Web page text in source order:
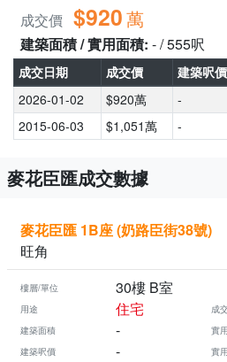
成交價 $920萬
建築面積 / 實用面積: - / 555呎
成交日期 成交價 建築呎價
2026-01-02
$920萬 -
2015-06-03
$1,051萬 -
麥花臣匯成交數據
麥花臣匯 1B座 (奶路臣街38號)
旺角
樓層/單位 30樓 B室
用途 住宅 成
建築面積 - 實
建築呎價 - 實